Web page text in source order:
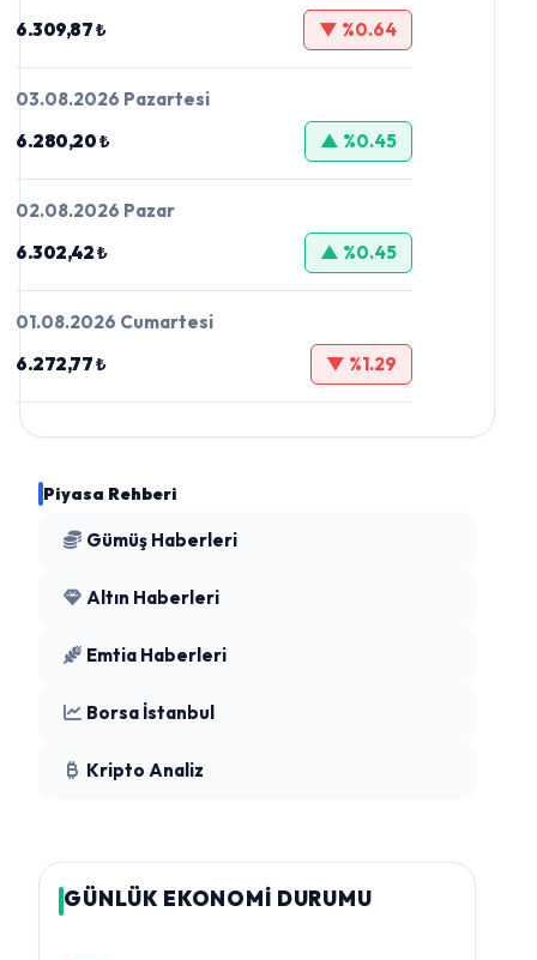
6.309,87 ₺
▼ %0.64
03.08.2026 Pazartesi
6.280,20 ₺
▲ %0.45
02.08.2026 Pazar
6.302,42 ₺
▲ %0.45
01.08.2026 Cumartesi
6.272,77 ₺
▼ %1.29
Piyasa Rehberi
Gümüş Haberleri
Altın Haberleri
Emtia Haberleri
Borsa İstanbul
Kripto Analiz
GÜNLÜK EKONOMİ DURUMU